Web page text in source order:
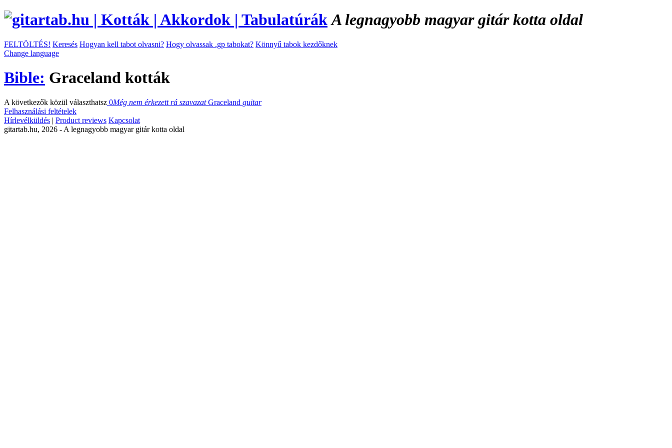
A legnagyobb magyar gitár kotta oldal
FELTÖLTÉS! Keresés Hogyan kell tabot olvasni? Hogy olvassak .gp tabokat? Könnyű tabok kezdőknek
Change language
Bible: Graceland kották
A következők közül választhatsz 0Még nem érkezett rá szavazatGraceland guitar
Felhasználási feltételek
Hírlevélküldés | Product reviews Kapcsolat
gitartab.hu, 2026 - A legnagyobb magyar gitár kotta oldal